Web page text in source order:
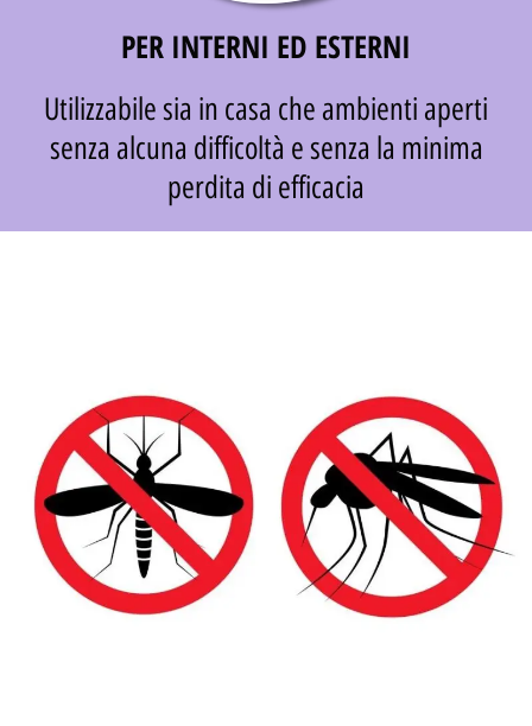
PER INTERNI ED ESTERNI
Utilizzabile sia in casa che ambienti aperti
senza alcuna difficoltà e senza la minima
perdita di efficacia